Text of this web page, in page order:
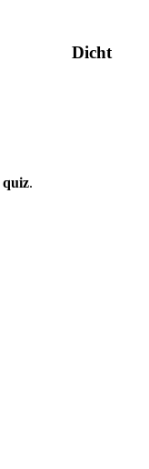
Dicht
quiz.